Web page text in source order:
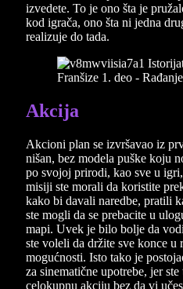
izvedete. To je ono šta je
kod igrača, ono šta ni jedna
realizuje do tada.
Akcija
Akcioni plan se izvršavao iz
nišan, bez modela puške koju
po svojoj prirodi, kao sve u
misiji ste morali da koristite
kako bi davali naredbe, pratili
ste mogli da se prebacite u
mapi. Uvek je bilo bolje da
ste voleli da držite sve konce u
mogućnosti. Isto tako je
za sinematične upotrebe, jer
celokupnu akciju bez da vi